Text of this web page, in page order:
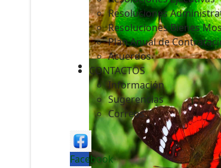
Resoluciones
Resoluciones Bienes
Plan Anual de
Acuerdos
CONTACTOS
Información
Sugerencias
Correos
Facebook